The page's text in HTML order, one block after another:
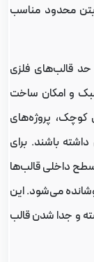
محدود مناسب
فلزی
و امکان ساخت
پروژه‌های
باشند. برای
داخلی قالب‌ها
می‌شود. این
جدا شدن قالب